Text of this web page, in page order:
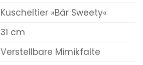
Kuscheltier »Bär Sweety«
31 cm
Verstellbare Mimikfalte